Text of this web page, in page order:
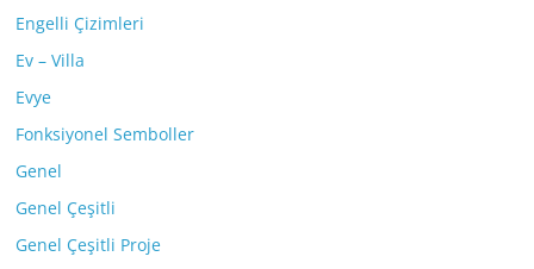
Engelli Çizimleri
Ev – Villa
Evye
Fonksiyonel Semboller
Genel
Genel Çeşitli
Genel Çeşitli Proje